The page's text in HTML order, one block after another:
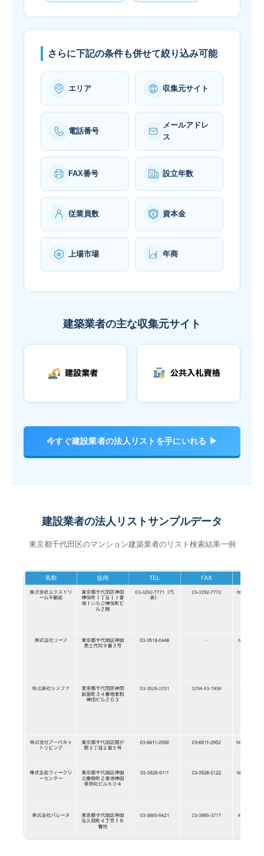
さらに下記の条件も併せて絞り込み可能
エリア 収集元サイト
電話番号
メールアドレ
ス
FAX番号 設立年数
従業員数 資本金
上場市場 年商
建築業者の主な収集元サイト
今すぐ建設業者の法人リストを手にいれる ▶
建設業者の法人リストサンプルデータ
東京都千代田区のマンション建築業者のリスト検索結果一例